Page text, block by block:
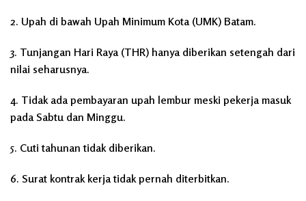
2. Upah di bawah Upah Minimum Kota (UMK) Batam.
3. Tunjangan Hari Raya (THR) hanya diberikan setengah dari
nilai seharusnya.
4. Tidak ada pembayaran upah lembur meski pekerja masuk
pada Sabtu dan Minggu.
5. Cuti tahunan tidak diberikan.
6. Surat kontrak kerja tidak pernah diterbitkan.